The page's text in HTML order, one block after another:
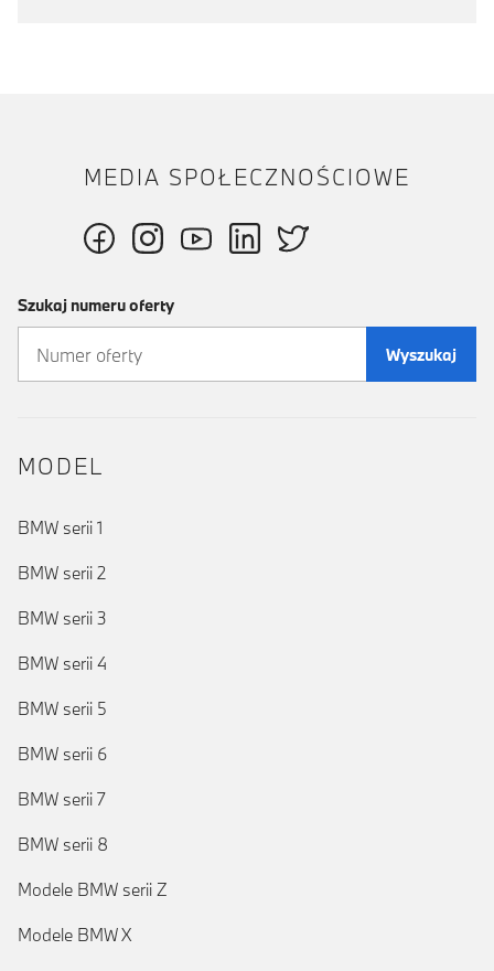
MEDIA SPOŁECZNOŚCIOWE
Szukaj numeru oferty
Wyszukaj
MODEL
BMW serii 1
BMW serii 2
BMW serii 3
BMW serii 4
BMW serii 5
BMW serii 6
BMW serii 7
BMW serii 8
Modele BMW serii Z
Modele BMW X